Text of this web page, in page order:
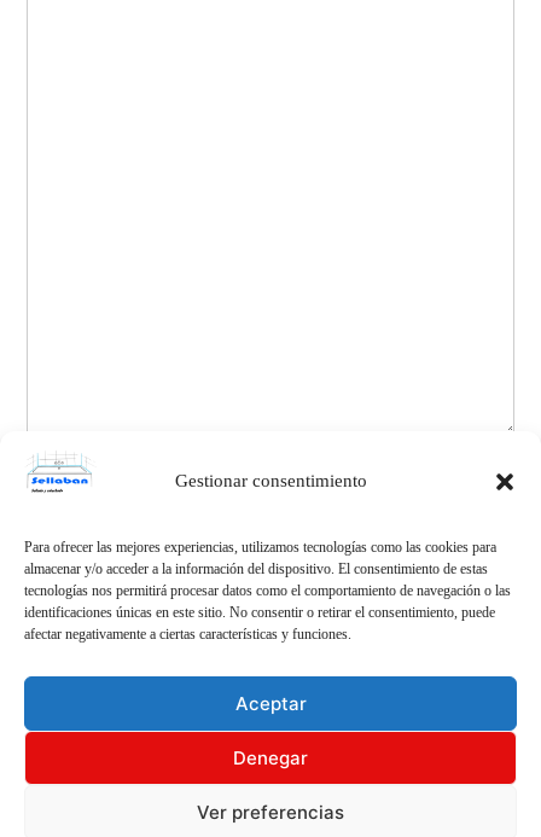
Gestionar consentimiento
Para ofrecer las mejores experiencias, utilizamos tecnologías como las cookies para
almacenar y/o acceder a la información del dispositivo. El consentimiento de estas
tecnologías nos permitirá procesar datos como el comportamiento de navegación o las
identificaciones únicas en este sitio. No consentir o retirar el consentimiento, puede
afectar negativamente a ciertas características y funciones.
Aceptar
Denegar
Ver preferencias
He leído y acepto lasPolíticas de
Sellaban – Lechadas en azulejos de cuartos de baño
Funciona gracias a WordPress.
Política de
Privacidad y Protección de Datos